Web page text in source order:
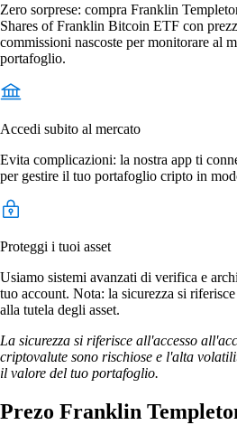
Zero sorprese: compra Franklin
Shares of Franklin Bitcoin ETF con
commissioni nascoste per monitorare al
portafoglio.
Accedi subito al mercato
Evita complicazioni: la nostra app ti
per gestire il tuo portafoglio cripto in
Proteggi i tuoi asset
Usiamo sistemi avanzati di verifica e
tuo account. Nota: la sicurezza si
alla tutela degli asset.
La sicurezza si riferisce all'accesso
criptovalute sono rischiose e l'alta
il valore del tuo portafoglio.
Prezo Franklin